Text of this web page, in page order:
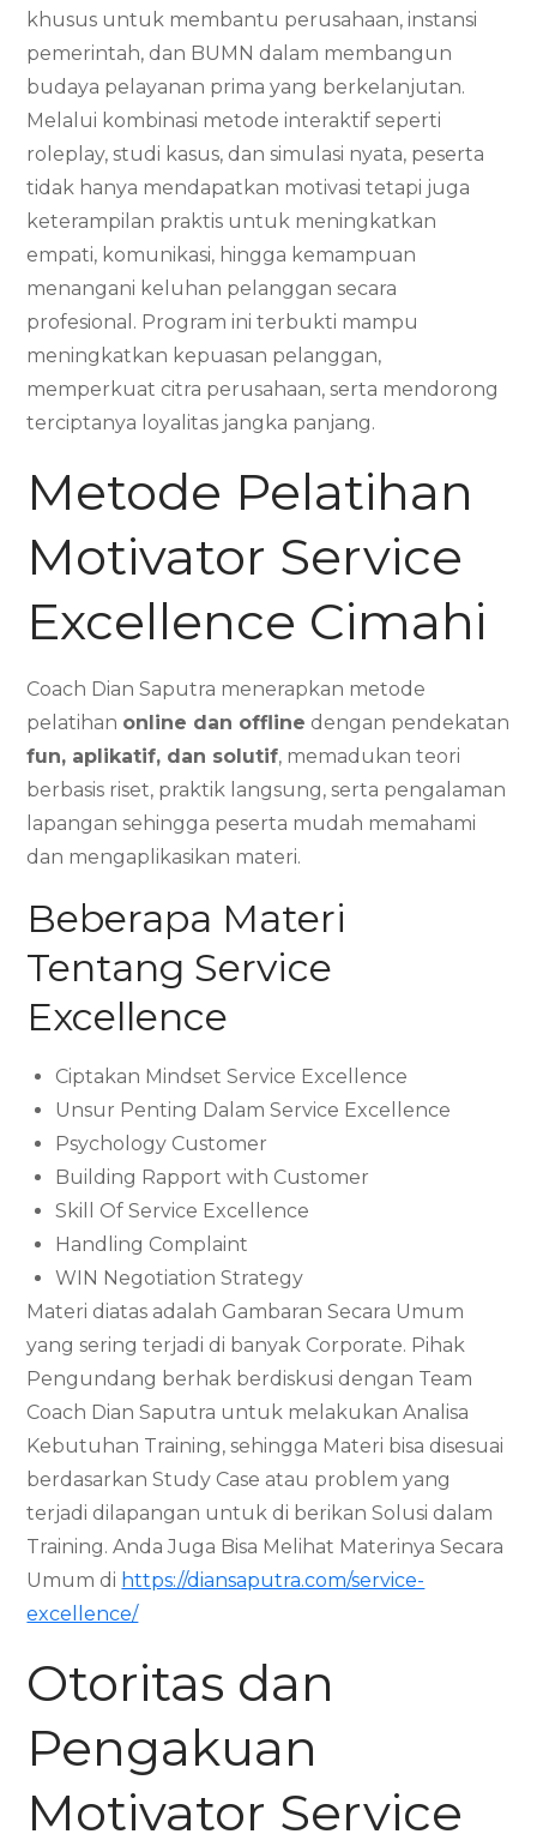
khusus untuk membantu perusahaan, instansi
pemerintah, dan BUMN dalam membangun
budaya pelayanan prima yang berkelanjutan.
Melalui kombinasi metode interaktif seperti
roleplay, studi kasus, dan simulasi nyata, peserta
tidak hanya mendapatkan motivasi tetapi juga
keterampilan praktis untuk meningkatkan
empati, komunikasi, hingga kemampuan
menangani keluhan pelanggan secara
profesional. Program ini terbukti mampu
meningkatkan kepuasan pelanggan,
memperkuat citra perusahaan, serta mendorong
terciptanya loyalitas jangka panjang.
Metode Pelatihan
Motivator Service
Excellence Cimahi
Coach Dian Saputra menerapkan metode
pelatihan online dan offline dengan pendekatan
fun, aplikatif, dan solutif, memadukan teori
berbasis riset, praktik langsung, serta pengalaman
lapangan sehingga peserta mudah memahami
dan mengaplikasikan materi.
Beberapa Materi
Tentang Service
Excellence
Ciptakan Mindset Service Excellence
Unsur Penting Dalam Service Excellence
Psychology Customer
Building Rapport with Customer
Skill Of Service Excellence
Handling Complaint
WIN Negotiation Strategy
Materi diatas adalah Gambaran Secara Umum
yang sering terjadi di banyak Corporate. Pihak
Pengundang berhak berdiskusi dengan Team
Coach Dian Saputra untuk melakukan Analisa
Kebutuhan Training, sehingga Materi bisa disesuai
berdasarkan Study Case atau problem yang
terjadi dilapangan untuk di berikan Solusi dalam
Training. Anda Juga Bisa Melihat Materinya Secara
Umum di https://diansaputra.com/service-
excellence/
Otoritas dan
Pengakuan
Motivator Service